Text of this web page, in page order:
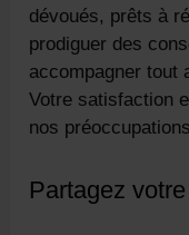
dévoués, prêts à
prodiguer des
accompagner tout
Votre satisfaction
nos
Partagez